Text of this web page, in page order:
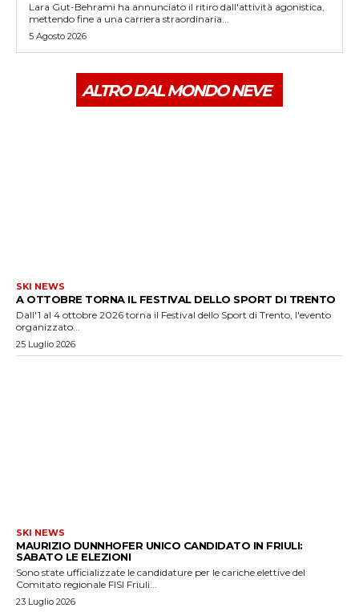
Lara Gut-Behrami ha annunciato il ritiro dall'attività agonistica,
mettendo fine a una carriera straordinaria...
5 Agosto 2026
ALTRO DAL MONDO NEVE
SKI NEWS
A OTTOBRE TORNA IL FESTIVAL DELLO SPORT DI TRENTO
Dall'1 al 4 ottobre 2026 torna il Festival dello Sport di Trento, l'evento
organizzato...
25 Luglio 2026
SKI NEWS
MAURIZIO DUNNHOFER UNICO CANDIDATO IN FRIULI:
SABATO LE ELEZIONI
Sono state ufficializzate le candidature per le cariche elettive del
Comitato regionale FISI Friuli...
23 Luglio 2026